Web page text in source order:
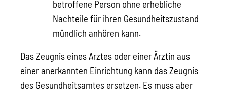
betroffene Person ohne erhebliche
Nachteile für ihren Gesundheitszustand
mündlich anhören kann.
Das Zeugnis eines Arztes oder einer Ärztin aus
einer anerkannten Einrichtung kann das Zeugnis
des Gesundheitsamtes ersetzen. Es muss aber